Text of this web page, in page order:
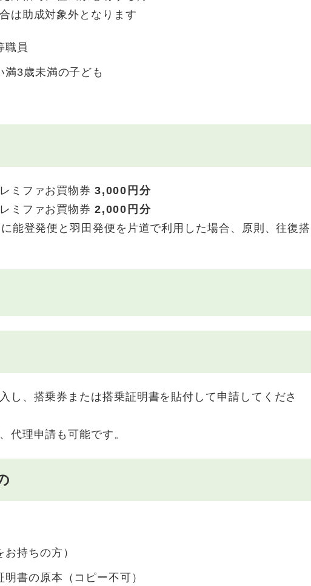
は助成対象外となります
職員
満3歳未満の子ども
ミファお買物券 3,000円分
ミファお買物券 2,000円分
登発便と羽田発便を片道で利用した場合、原則、往復搭
し、搭乗券または搭乗証明書を貼付して申請してくださ
代理申請も可能です。
持ちの方）
書の原本（コピー不可）